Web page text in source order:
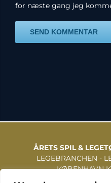
for næste gang jeg
ÅRETS SPIL &
LEGEBRANCHEN
KØBENHAVN
31 |